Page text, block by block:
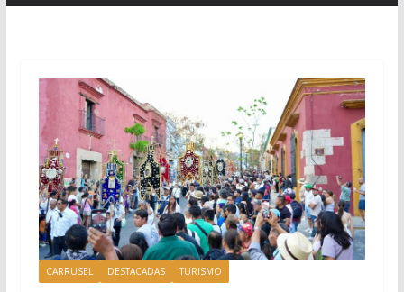
CARRUSEL DESTACADAS TURISMO